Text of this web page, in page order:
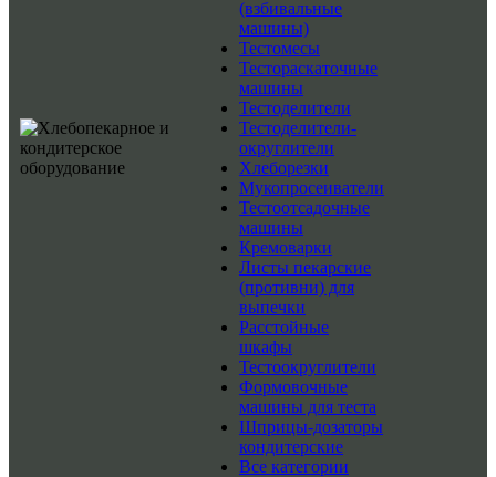
(взбивальные
машины)
Тестомесы
Тестораскаточные
машины
Тестоделители
Тестоделители-
округлители
Хлеборезки
Мукопросеиватели
Тестоотсадочные
машины
Кремоварки
Листы пекарские
(противни) для
выпечки
Расстойные
шкафы
Тестоокруглители
Формовочные
машины для теста
Шприцы-дозаторы
кондитерские
Все категории